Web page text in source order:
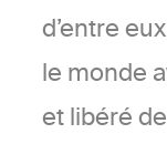
d’entre
le monde
et libéré